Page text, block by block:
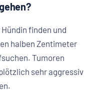
finden und
halben Zentimeter
Tumoren
sehr aggressiv